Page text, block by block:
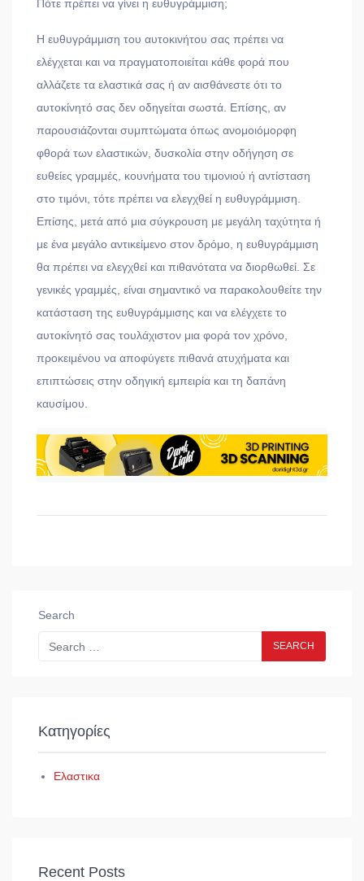
Πότε πρέπει να γίνει η ευθυγράμμιση;
Η ευθυγράμμιση του αυτοκινήτου σας πρέπει να
ελέγχεται και να πραγματοποιείται κάθε φορά που
αλλάζετε τα ελαστικά σας ή αν αισθάνεστε ότι το
αυτοκίνητό σας δεν οδηγείται σωστά. Επίσης, αν
παρουσιάζονται συμπτώματα όπως ανομοιόμορφη
φθορά των ελαστικών, δυσκολία στην οδήγηση σε
ευθείες γραμμές, κουνήματα του τιμονιού ή αντίσταση
στο τιμόνι, τότε πρέπει να ελεγχθεί η ευθυγράμμιση.
Επίσης, μετά από μια σύγκρουση με μεγάλη ταχύτητα ή
με ένα μεγάλο αντικείμενο στον δρόμο, η ευθυγράμμιση
θα πρέπει να ελεγχθεί και πιθανότατα να διορθωθεί. Σε
γενικές γραμμές, είναι σημαντικό να παρακολουθείτε την
κατάσταση της ευθυγράμμισης και να ελέγχετε το
αυτοκίνητό σας τουλάχιστον μια φορά τον χρόνο,
προκειμένου να αποφύγετε πιθανά ατυχήματα και
επιπτώσεις στην οδηγική εμπειρία και τη δαπάνη
καυσίμου.
Search
Kατηγορίες
Ελαστικα
Recent Posts